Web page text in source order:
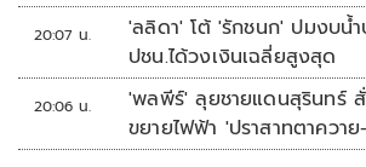
20:07 น.
'ลลิดา' โต้ 'รักชนก' ปมงบน้
ปชน.ได้วงเงินเฉลี่ยสูงสุด
20:06 น.
'พลพีร์' ลุยชายแดนสุรินทร์ สั่
ขยายไฟฟ้า 'ปราสาทตาควา